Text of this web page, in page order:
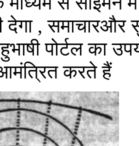
देगा ,
पोर्टल का
करते हैं